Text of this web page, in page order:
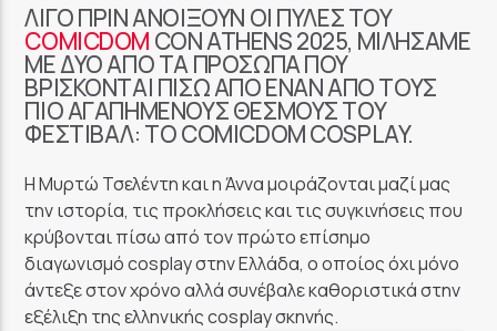
ΛΊΓΟ ΠΡΙΝ ΑΝΟΊΞΟΥΝ ΟΙ ΠΎΛΕΣ ΤΟΥ
COMICDOM CON ATHENS 2025, ΜΙΛΉΣΑΜΕ
ΜΕ ΔΎΟ ΑΠΌ ΤΑ ΠΡΌΣΩΠΑ ΠΟΥ
ΒΡΊΣΚΟΝΤΑΙ ΠΊΣΩ ΑΠΌ ΈΝΑΝ ΑΠΌ ΤΟΥΣ
ΠΙΟ ΑΓΑΠΗΜΈΝΟΥΣ ΘΕΣΜΟΎΣ ΤΟΥ
ΦΕΣΤΙΒΆΛ: ΤΟ COMICDOM COSPLAY.
Η Μυρτώ Τσελέντη και η Άννα μοιράζονται μαζί μας
την ιστορία, τις προκλήσεις και τις συγκινήσεις που
κρύβονται πίσω από τον πρώτο επίσημο
διαγωνισμό cosplay στην Ελλάδα, ο οποίος όχι μόνο
άντεξε στον χρόνο αλλά συνέβαλε καθοριστικά στην
εξέλιξη της ελληνικής cosplay σκηνής.